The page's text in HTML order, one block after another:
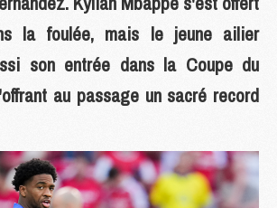
la foulée, mais le jeune ailier
son entrée dans la Coupe du
au passage un sacré record